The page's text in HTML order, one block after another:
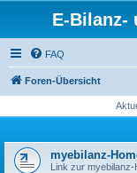
E-Bilanz-
FAQ
Foren-Übersicht
myebilanz-
Link zur myebilanz-